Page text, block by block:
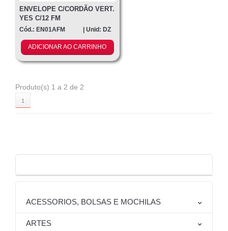
ENVELOPE C/CORDÃO VERT.
YES C/12 FM
Cód.: EN01AFM | Unid: DZ
ADICIONAR AO CARRINHO
Produto(s) 1 a 2 de 2
1
ACESSORIOS, BOLSAS E MOCHILAS
ARTES